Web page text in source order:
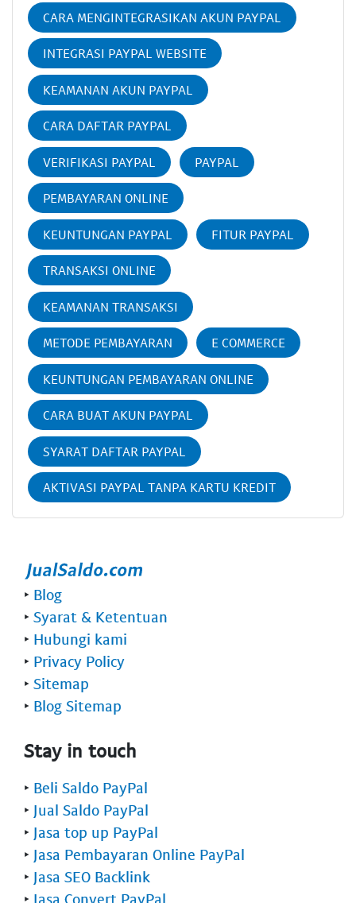
CARA MENGINTEGRASIKAN AKUN PAYPAL
INTEGRASI PAYPAL WEBSITE
KEAMANAN AKUN PAYPAL
CARA DAFTAR PAYPAL
VERIFIKASI PAYPAL PAYPAL
PEMBAYARAN ONLINE
KEUNTUNGAN PAYPAL FITUR PAYPAL
TRANSAKSI ONLINE
KEAMANAN TRANSAKSI
METODE PEMBAYARAN E COMMERCE
KEUNTUNGAN PEMBAYARAN ONLINE
CARA BUAT AKUN PAYPAL
SYARAT DAFTAR PAYPAL
AKTIVASI PAYPAL TANPA KARTU KREDIT
‣ Blog
‣ Syarat & Ketentuan
‣ Hubungi kami
‣ Privacy Policy
‣ Sitemap
‣ Blog Sitemap
Stay in touch
‣ Beli Saldo PayPal
‣ Jual Saldo PayPal
‣ Jasa top up PayPal
‣ Jasa Pembayaran Online PayPal
‣ Jasa SEO Backlink
‣ Jasa Convert PayPal